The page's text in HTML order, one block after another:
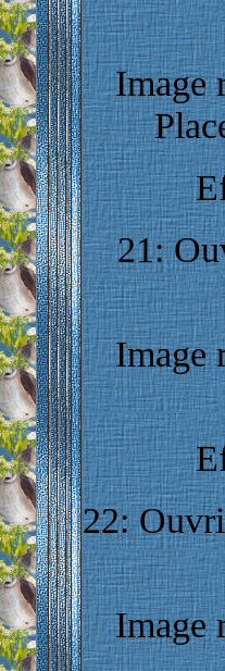
Image
21:
Image
22:
Image